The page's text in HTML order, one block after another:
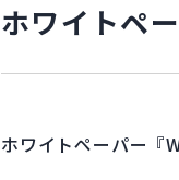
ホワイトペ
ホワイトペーパー『